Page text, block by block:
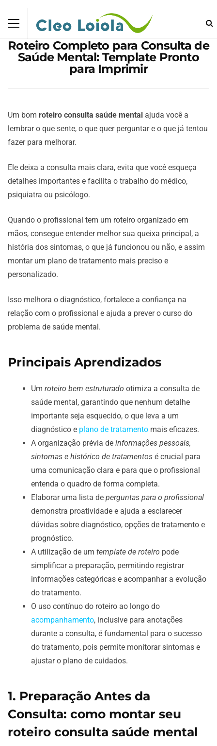
Roteiro Completo para Consulta de
Saúde Mental: Template Pronto
para Imprimir
Um bom roteiro consulta saúde mental ajuda você a
lembrar o que sente, o que quer perguntar e o que já tentou
fazer para melhorar.
Ele deixa a consulta mais clara, evita que você esqueça
detalhes importantes e facilita o trabalho do médico,
psiquiatra ou psicólogo.
Quando o profissional tem um roteiro organizado em
mãos, consegue entender melhor sua queixa principal, a
história dos sintomas, o que já funcionou ou não, e assim
montar um plano de tratamento mais preciso e
personalizado.
Isso melhora o diagnóstico, fortalece a confiança na
relação com o profissional e ajuda a prever o curso do
problema de saúde mental.
Principais Aprendizados
Um roteiro bem estruturado otimiza a consulta de
saúde mental, garantindo que nenhum detalhe
importante seja esquecido, o que leva a um
diagnóstico e plano de tratamento mais eficazes.
A organização prévia de informações pessoais,
sintomas e histórico de tratamentos é crucial para
uma comunicação clara e para que o profissional
entenda o quadro de forma completa.
Elaborar uma lista de perguntas para o profissional
demonstra proatividade e ajuda a esclarecer
dúvidas sobre diagnóstico, opções de tratamento e
prognóstico.
A utilização de um template de roteiro pode
simplificar a preparação, permitindo registrar
informações categóricas e acompanhar a evolução
do tratamento.
O uso contínuo do roteiro ao longo do
acompanhamento, inclusive para anotações
durante a consulta, é fundamental para o sucesso
do tratamento, pois permite monitorar sintomas e
ajustar o plano de cuidados.
1. Preparação Antes da
Consulta: como montar seu
roteiro consulta saúde mental